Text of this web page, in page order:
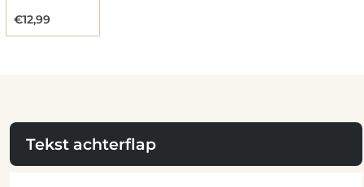
€12,99
Tekst achterflap